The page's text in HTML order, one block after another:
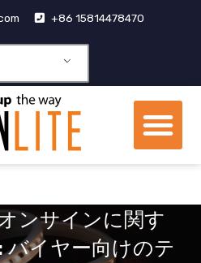
+86 15814478470
メ
ニ
ュ
ー
ンサインに関す
バイヤー向けのテ